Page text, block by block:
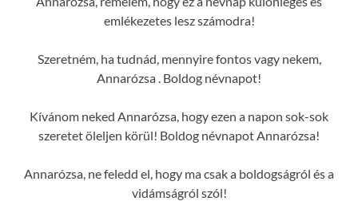
emlékezetes lesz számodra!
Szeretném, ha tudnád, mennyire fontos vagy nekem,
Annarózsa . Boldog névnapot!
Kívánom neked Annarózsa, hogy ezen a napon sok-sok
szeretet öleljen körül! Boldog névnapot Annarózsa!
Annarózsa, ne feledd el, hogy ma csak a boldogságról és a
vidámságról szól!